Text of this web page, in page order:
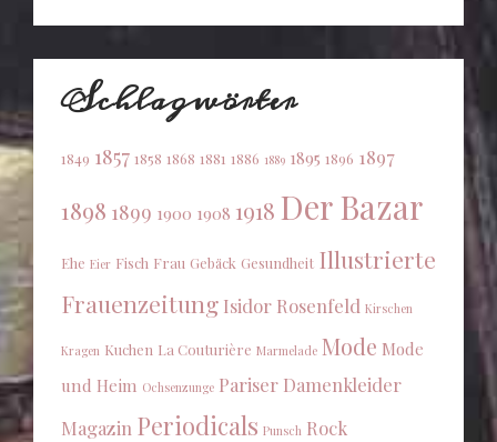
Schlagwörter
1849 1857 1858 1868 1881 1886 1889 1895 1896 1897
1898 1899 1900 1908 1918 Der Bazar
Ehe Eier Fisch Frau Gebäck Gesundheit Illustrierte
Frauenzeitung Isidor Rosenfeld Kirschen
Kragen Kuchen La Couturière Marmelade Mode Mode
und Heim Ochsenzunge Pariser Damenkleider
Magazin Periodicals Punsch Rock